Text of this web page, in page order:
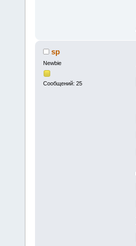
sp
Newbie
Сообщений: 25